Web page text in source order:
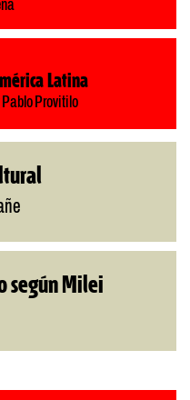
Latina
Pablo Provitilo
según Milei